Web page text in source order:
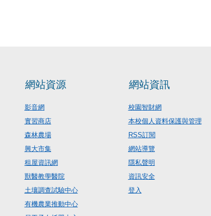
網站資源
影音網
實習商店
森林農場
興大市集
租屋資訊網
獸醫教學醫院
土壤調查試驗中心
有機農業推動中心
網站資訊
校園智財網
本校個人資料保護與管理
RSS訂閱
網站導覽
隱私聲明
資訊安全
登入